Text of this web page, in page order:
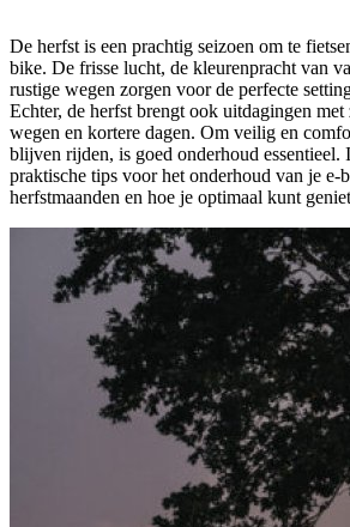
De herfst is een prachtig seizoen om te
bike. De frisse lucht, de kleurenpracht van
rustige wegen zorgen voor de perfecte
Echter, de herfst brengt ook uitdagingen met
wegen en kortere dagen. Om veilig en
blijven rijden, is goed onderhoud essentieel.
praktische tips voor het onderhoud van je e-
herfstmaanden en hoe je optimaal kunt